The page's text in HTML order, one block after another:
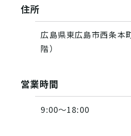
住所
広島県東広島市西条本
階）
営業時間
9:00〜18:00